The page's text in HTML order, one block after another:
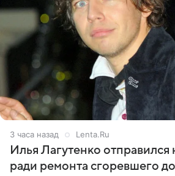
3 часа назад Lenta.Ru
Илья Лагутенко отправился
ради ремонта сгоревшего